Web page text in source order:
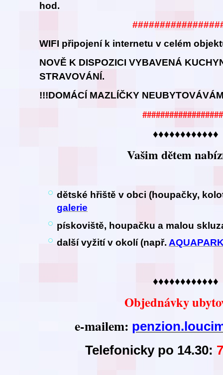
hod.
WIFI připojení k internetu v celém
NOVĚ K DISPOZICI VYBAVENÁ
STRAVOVÁNÍ.
!!!DOMÁCÍ MAZLÍČKY
♦♦♦♦♦♦♦♦♦♦♦♦
Vašim dětem
dětské hřiště v obci (houpačky,
galerie
pískoviště, houpačku a malou
další vyžití v okolí (např.
♦♦♦♦♦♦♦♦♦♦♦♦
Objednávky
e-mailem:
Telefonicky po 14.30: